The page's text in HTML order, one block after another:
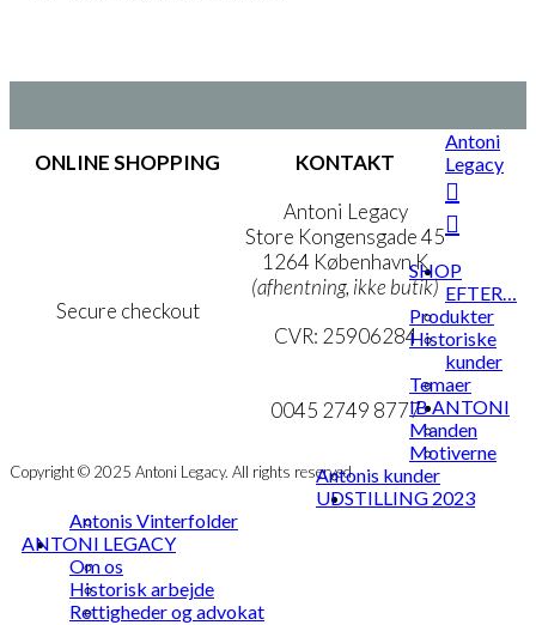
ONLINE SHOPPING
Secure checkout
KONTAKT
Antoni Legacy
Store Kongensgade 45
1264 København K
(afhentning, ikke butik)
CVR: 25906284
mail@ibantoni.com
0045 2749 8777
Copyright © 2025 Antoni Legacy. All rights reserved
Antoni
Legacy
SHOP
EFTER…
Produkter
Historiske
kunder
Temaer
IB ANTONI
Manden
Motiverne
Antonis kunder
UDSTILLING 2023
Antonis Vinterfolder
ANTONI LEGACY
Om os
Historisk arbejde
Rettigheder og advokat